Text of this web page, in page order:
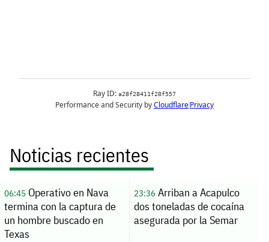
Noticias recientes
06:45Operativo en Nava
termina con la captura de
un hombre buscado en
Texas
23:36Arriban a Acapulco
dos toneladas de cocaína
asegurada por la Semar